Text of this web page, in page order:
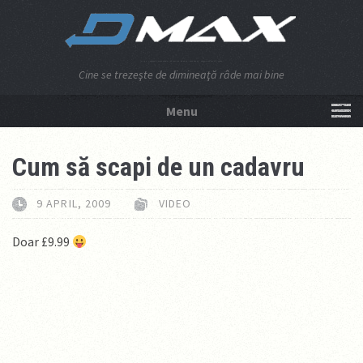
Cine se trezeşte de dimineaţă râde mai bine
Menu
Cum să scapi de un cadavru
9 APRIL, 2009 VIDEO
Doar £9.99